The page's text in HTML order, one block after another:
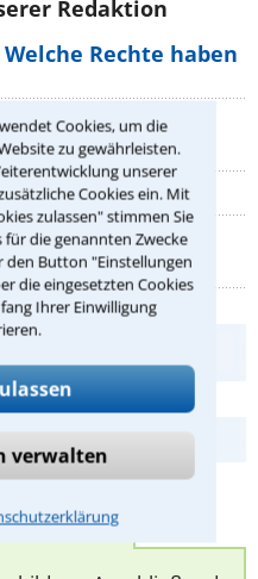
Cookies, um die
zu gewährleisten.
unserer
Cookies ein. Mit
zulassen" stimmen Sie
die genannten Zwecke
den Button "Einstellungen
die eingesetzten Cookies
Ihrer Einwilligung
verwalten
Redaktion
Rechte haben
Rechte
zahlen?
jeder
sollte